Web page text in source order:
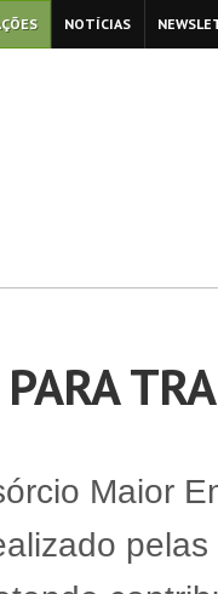
NOTÍCIAS
Maior